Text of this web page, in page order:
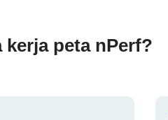
kerja peta nPerf?